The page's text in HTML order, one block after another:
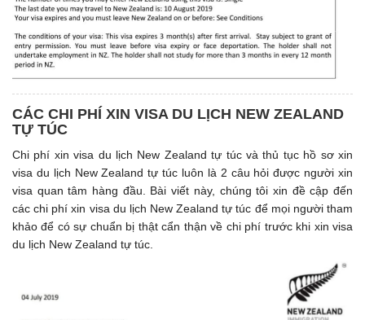
CÁC CHI PHÍ XIN VISA DU LỊCH NEW ZEALAND
TỰ TÚC
Chi phí xin visa du lịch New Zealand tự túc và thủ tục hồ sơ xin
visa du lịch New Zealand tự túc luôn là 2 câu hỏi được người xin
visa quan tâm hàng đầu. Bài viết này, chúng tôi xin đề cập đến
các chi phí xin visa du lịch New Zealand tự túc để mọi người tham
khảo để có sự chuẩn bị thật cẩn thận về chi phí trước khi xin visa
du lịch New Zealand tự túc.